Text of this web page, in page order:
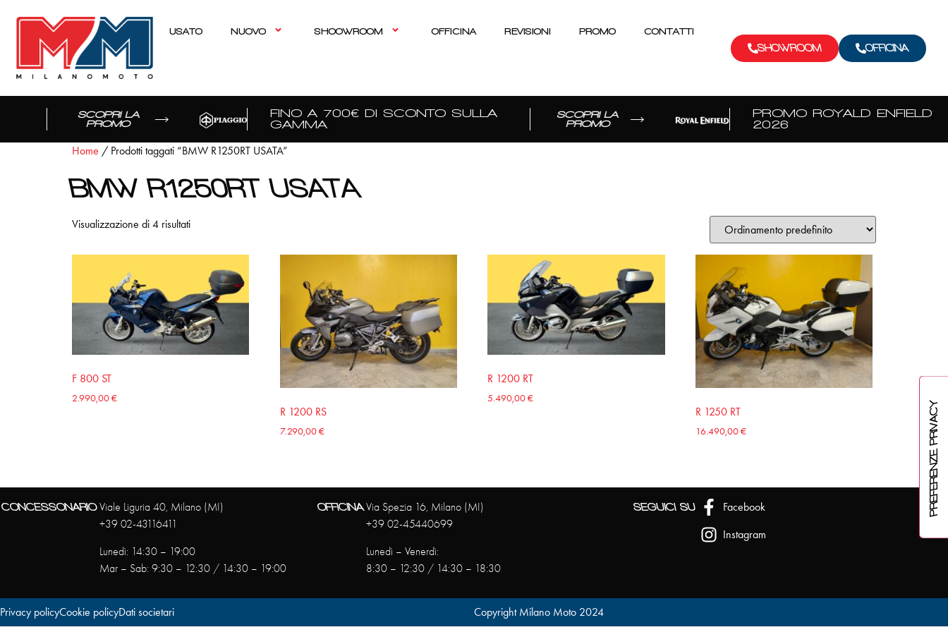
USATO NUOVO SHOOWROOM OFFICINA REVISIONI PROMO CONTATTI
SHOWROOM OFFICINA
SCOPRI LA
PROMO
FINO A 700€ DI SCONTO SULLA
GAMMA
SCOPRI LA
PROMO
PROMO ROYALD ENFIELD
2026
Home / Prodotti taggati “BMW R1250RT USATA”
BMW R1250RT USATA
Visualizzazione di 4 risultati
F 800 ST
2.990,00€
R 1200 RS
7.290,00€
R 1200 RT
5.490,00€
R 1250 RT
16.490,00€
CONCESSONARIOViale Liguria 40, Milano (MI)
+39 02-43116411
Lunedì: 14:30 – 19:00
Mar – Sab: 9:30 – 12:30 / 14:30 – 19:00
OFFICINAVia Spezia 16, Milano (MI)
+39 02-45440699
Lunedì – Venerdì:
8:30 – 12:30 / 14:30 – 18:30
SEGUICI SU Facebook
Instagram
Privacy policyCookie policyDati societari Copyright Milano Moto 2024